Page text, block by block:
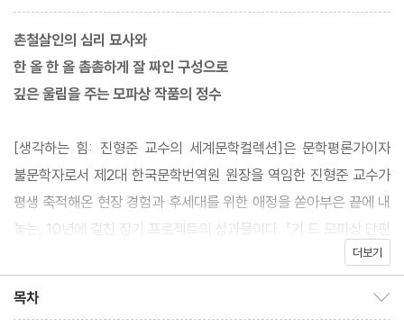
촌철살인의 심리 묘사와
한 올 한 올 촘촘하게 잘 짜인 구성으로
깊은 울림을 주는 모파상 작품의 정수
[생각하는 힘: 진형준 교수의 세계문학컬렉션]은 문학평론가이자
불문학자로서 제2대 한국문학번역원 원장을 역임한 진형준 교수가
평생 축적해온 현장 경험과 후세대를 위한 애정을 쏟아부은 끝에 내
놓는, 10년에 걸친 장기 프로젝트의 성과물이다. 『기 드 모파상 단편
집』은 다수의 단편소설을 발표하여 서구 근대 단편소설을 꽃피운 기
더보기
목차